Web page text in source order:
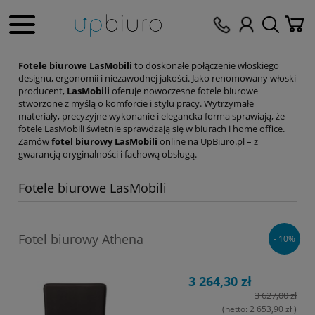
Fotele biurowe LasMobili to doskonałe połączenie włoskiego
designu, ergonomii i niezawodnej jakości. Jako renomowany włoski
producent, LasMobili oferuje nowoczesne fotele biurowe
stworzone z myślą o komforcie i stylu pracy. Wytrzymałe
materiały, precyzyjne wykonanie i elegancka forma sprawiają, że
fotele LasMobili świetnie sprawdzają się w biurach i home office.
Zamówfotel biurowy LasMobili online na UpBiuro.pl – z
gwarancją oryginalności i fachową obsługą.
Fotele biurowe LasMobili
Fotel biurowy Athena
3 264,30 zł
3 627,00 zł
(netto: 2 653,90 zł)
- 10%